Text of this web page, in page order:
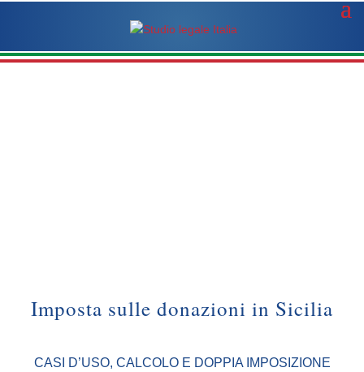
Imposta sulle donazioni in Sicilia
CASI D’USO, CALCOLO E DOPPIA IMPOSIZIONE